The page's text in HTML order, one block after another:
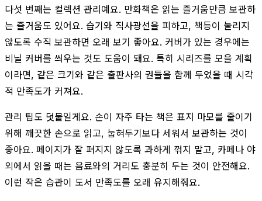
다섯 번째는 컬렉션 관리예요. 만화책은 읽는 즐거움만큼 보관하
는 즐거움도 있어요. 습기와 직사광선을 피하고, 책등이 눌리지
않도록 수직 보관하면 오래 보기 좋아요. 커버가 있는 경우에는
비닐 커버를 씌우는 것도 도움이 돼요. 특히 시리즈를 모을 계획
이라면, 같은 크기와 같은 출판사의 권들을 함께 두었을 때 시각
적 만족도가 커져요.
관리 팁도 덧붙일게요. 손이 자주 타는 책은 표지 마모를 줄이기
위해 깨끗한 손으로 읽고, 눕혀두기보다 세워서 보관하는 것이
좋아요. 페이지가 잘 펴지지 않도록 과하게 꺾지 말고, 카페나 야
외에서 읽을 때는 음료와의 거리도 충분히 두는 것이 안전해요.
이런 작은 습관이 도서 만족도를 오래 유지해줘요.